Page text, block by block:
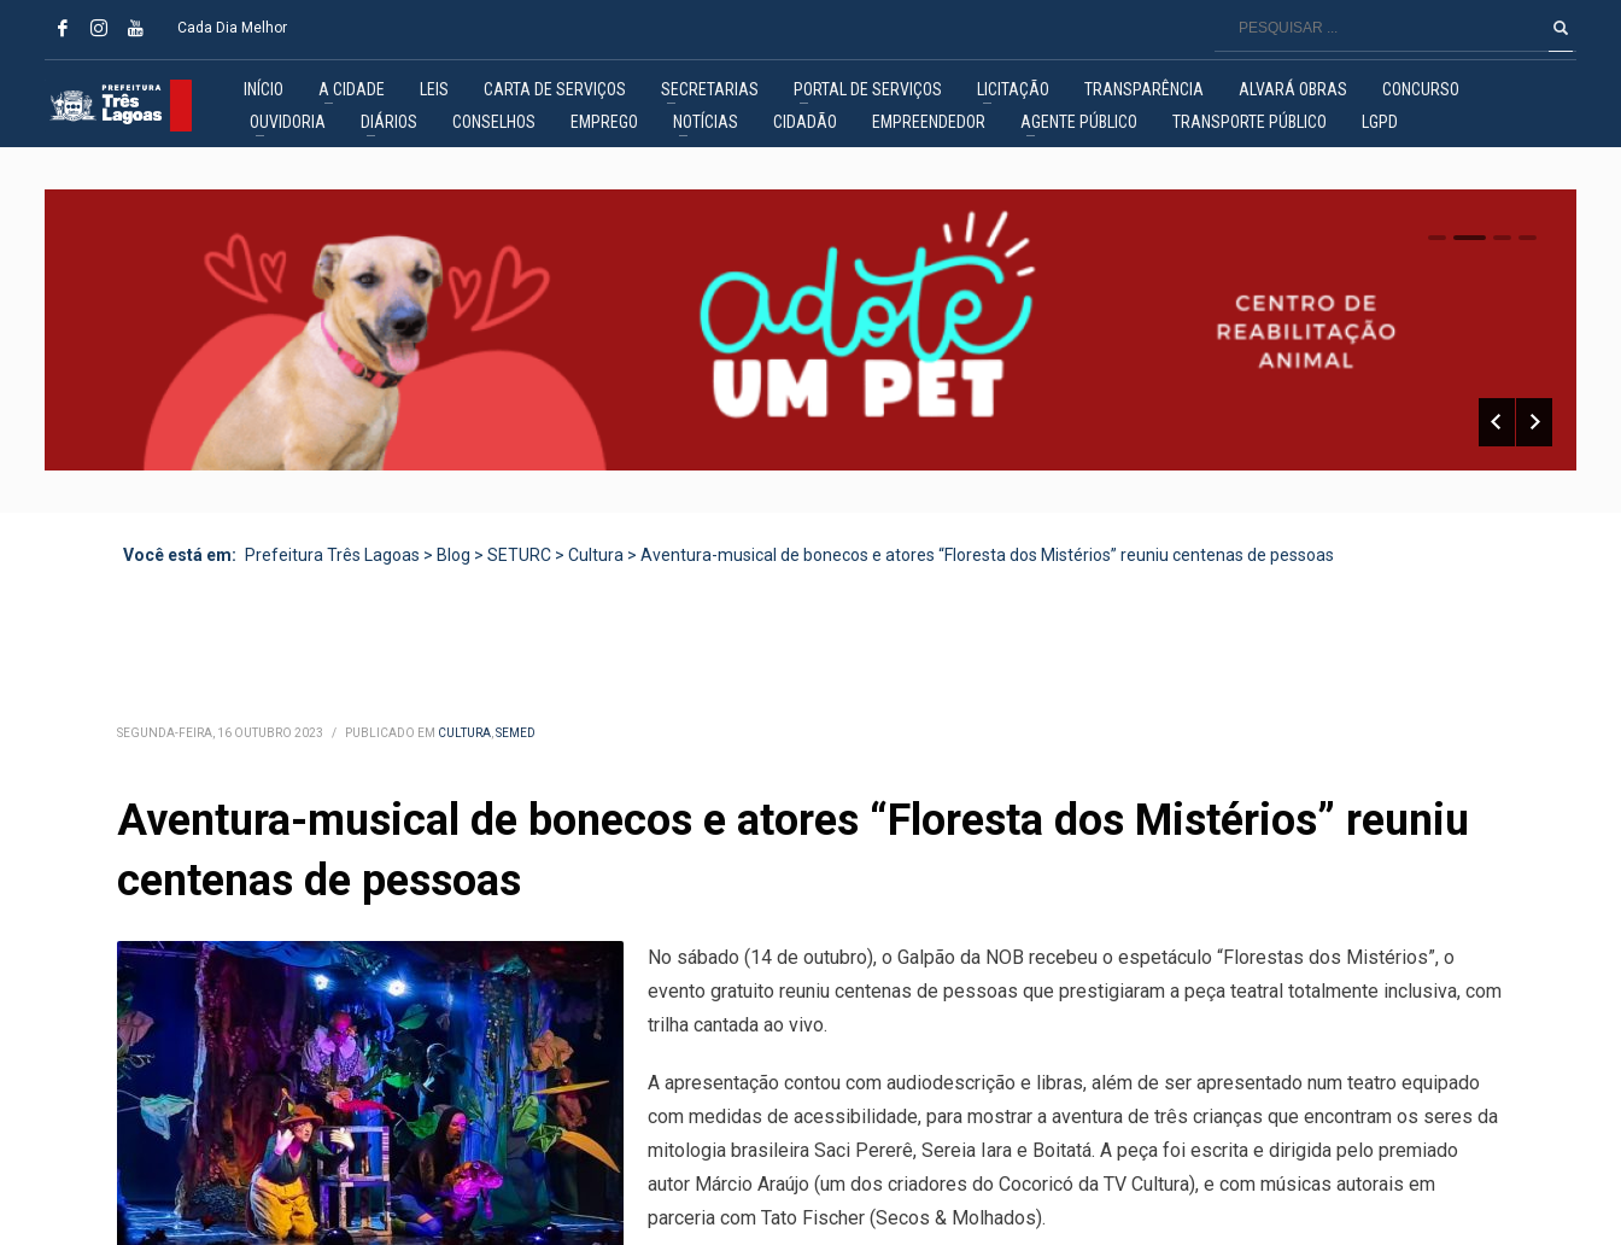
Cada Dia Melhor
INÍCIO A CIDADE LEIS CARTA DE SERVIÇOS SECRETARIAS PORTAL DE SERVIÇOS LICITAÇÃO TRANSPARÊNCIA ALVARÁ OBRAS
CONCURSO
OUVIDORIA
DIÁRIOS CONSELHOS EMPREGO NOTÍCIAS CIDADÃO EMPREENDEDOR AGENTE PÚBLICO TRANSPORTE PÚBLICO LGPD
0 1 2
Você está em: Prefeitura Três Lagoas > Blog > SETURC > Cultura > Aventura-musical de bonecos e atores “Floresta dos Mistérios” reuniu centenas de pessoas
SEGUNDA-FEIRA, 16 OUTUBRO 2023 / PUBLICADO EM CULTURA,SEMED
Aventura-musical de bonecos e atores “Floresta dos Mistérios” reuniu
centenas de pessoas
No sábado (14 de outubro), o Galpão da NOB recebeu o espetáculo “Florestas dos Mistérios”, o
evento gratuito reuniu centenas de pessoas que prestigiaram a peça teatral totalmente inclusiva, com
trilha cantada ao vivo.
A apresentação contou com audiodescrição e libras, além de ser apresentado num teatro equipado
com medidas de acessibilidade, para mostrar a aventura de três crianças que encontram os seres da
mitologia brasileira Saci Pererê, Sereia Iara e Boitatá. A peça foi escrita e dirigida pelo premiado
autor Márcio Araújo (um dos criadores do Cocoricó da TV Cultura), e com músicas autorais em
parceria com Tato Fischer (Secos & Molhados).